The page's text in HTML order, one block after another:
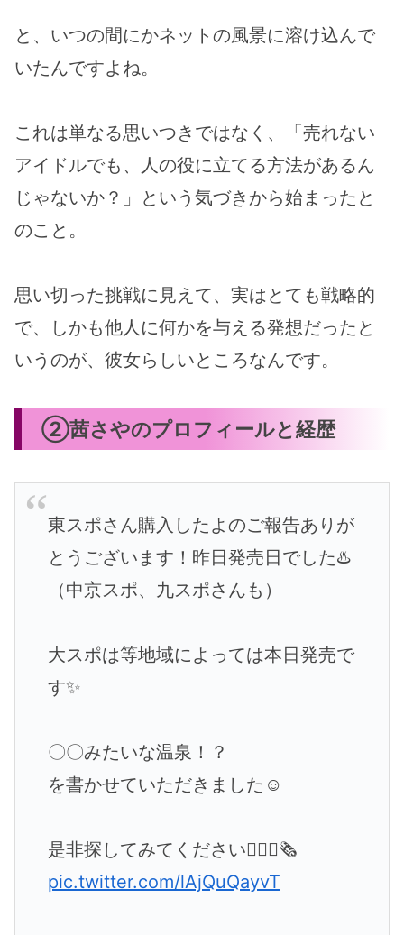
と、いつの間にかネットの風景に溶け込んで
いたんですよね。
これは単なる思いつきではなく、「売れない
アイドルでも、人の役に立てる方法があるん
じゃないか？」という気づきから始まったと
のこと。
思い切った挑戦に見えて、実はとても戦略的
で、しかも他人に何かを与える発想だったと
いうのが、彼女らしいところなんです。
②茜さやのプロフィールと経歴
東スポさん購入したよのご報告ありが
とうございます！昨日発売日でした♨️
（中京スポ、九スポさんも）
大スポは等地域によっては本日発売で
す✨
〇〇みたいな温泉！？
を書かせていただきました☺️
是非探してみてください🙇🏻‍♂️🗞️
pic.twitter.com/lAjQuQayvT